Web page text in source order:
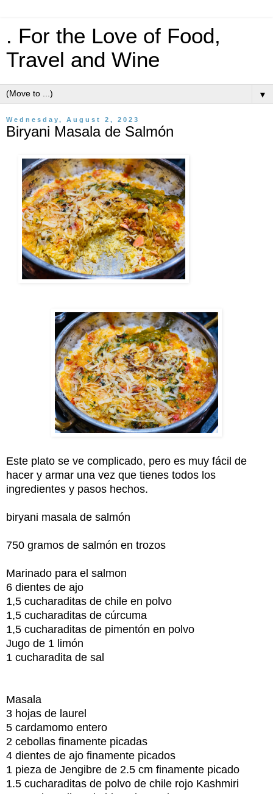
. For the Love of Food,
Travel and Wine
▼
Wednesday, August 2, 2023
Biryani Masala de Salmón
Este plato se ve complicado, pero es muy fácil de
hacer y armar una vez que tienes todos los
ingredientes y pasos hechos.
biryani masala de salmón
750 gramos de salmón en trozos
Marinado para el salmon
6 dientes de ajo
1,5 cucharaditas de chile en polvo
1,5 cucharaditas de cúrcuma
1,5 cucharaditas de pimentón en polvo
Jugo de 1 limón
1 cucharadita de sal
Masala
3 hojas de laurel
5 cardamomo entero
2 cebollas finamente picadas
4 dientes de ajo finamente picados
1 pieza de Jengibre de 2.5 cm finamente picado
1.5 cucharaditas de polvo de chile rojo Kashmiri